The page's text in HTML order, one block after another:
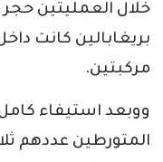
بريغابالين كانت
مركبتين.
ووبعد استيفاء كامل
المتورطين عددهم